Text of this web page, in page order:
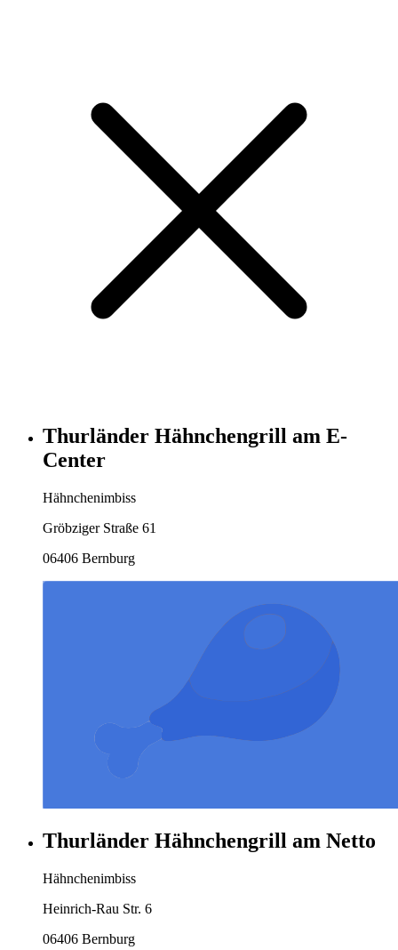
Thurländer Hähnchengrill am E-
Center
Hähnchenimbiss
Gröbziger Straße 61
06406 Bernburg
Thurländer Hähnchengrill am Netto
Hähnchenimbiss
Heinrich-Rau Str. 6
06406 Bernburg